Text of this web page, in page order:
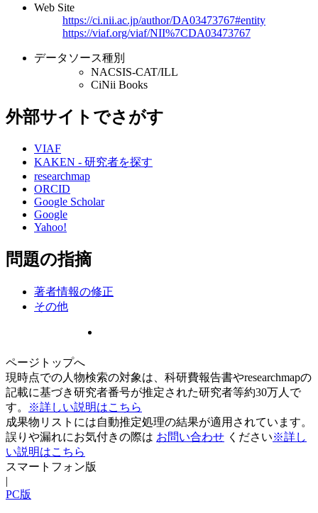
Web Site
https://ci.nii.ac.jp/author/DA03473767#entity
https://viaf.org/viaf/NII%7CDA03473767
データソース種別
NACSIS-CAT/ILL
CiNii Books
外部サイトでさがす
VIAF
KAKEN - 研究者を探す
researchmap
ORCID
Google Scholar
Google
Yahoo!
問題の指摘
著者情報の修正
その他
ページトップへ
現時点での人物検索の対象は、科研費報告書やresearchmapの
記載に基づき研究者番号が推定された研究者等約30万人で
す。
※詳しい説明はこちら
成果物リストには自動推定処理の結果が適用されています。
誤りや漏れにお気付きの際は お問い合わせ ください※詳し
い説明はこちら
スマートフォン版
|
PC版